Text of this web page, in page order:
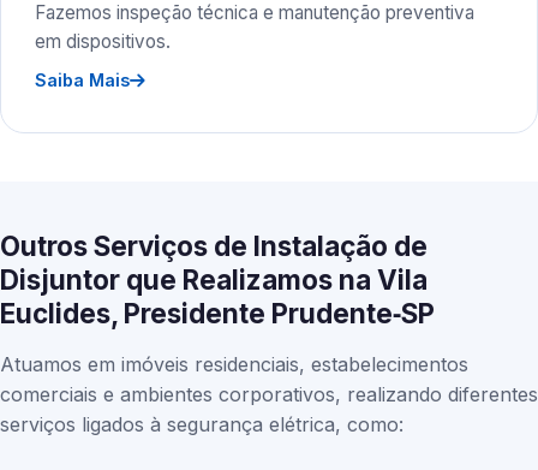
Fazemos inspeção técnica e manutenção preventiva
em dispositivos.
Saiba Mais
Outros Serviços de Instalação de
Disjuntor que Realizamos na Vila
Euclides, Presidente Prudente‑SP
Atuamos em imóveis residenciais, estabelecimentos
comerciais e ambientes corporativos, realizando diferentes
serviços ligados à segurança elétrica, como: